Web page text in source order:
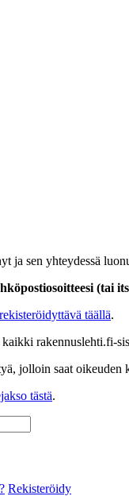
ja sen yhteydessä
(tai
rekisteröidyttävä täällä.
rakennuslehti.fi-
jolloin saat
tästä.
Rekisteröidy